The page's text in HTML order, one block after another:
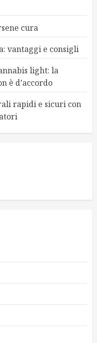
cura
vantaggi e consigli
light: la
è d’accordo
rapidi e sicuri con